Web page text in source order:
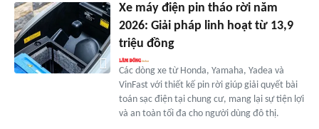
Xe máy điện pin tháo rời năm
2026: Giải pháp linh hoạt từ 13,9
triệu đồng
Các dòng xe từ Honda, Yamaha, Yadea và
VinFast với thiết kế pin rời giúp giải quyết bài
toán sạc điện tại chung cư, mang lại sự tiện lợi
và an toàn tối đa cho người dùng đô thị.